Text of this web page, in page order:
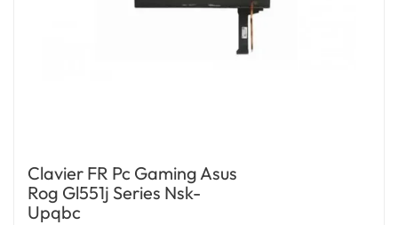
Clavier FR Pc Gaming Asus
Rog Gl551j Series Nsk-
Upqbc